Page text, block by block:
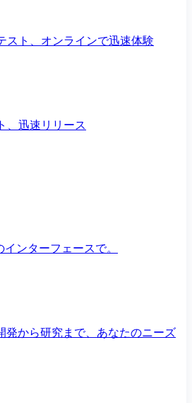
スト、オンラインで迅速体験
、迅速リリース
ンターフェースで。
発から研究まで、あなたのニーズ